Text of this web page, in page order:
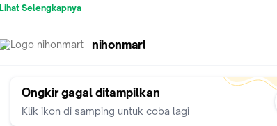
Lihat Selengkapnya
nihonmart
Ongkir gagal ditampilkan
Klik ikon di samping untuk coba lagi